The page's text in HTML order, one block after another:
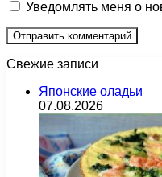
Уведомлять меня о
Свежие записи
Японские оладьи
07.08.2026